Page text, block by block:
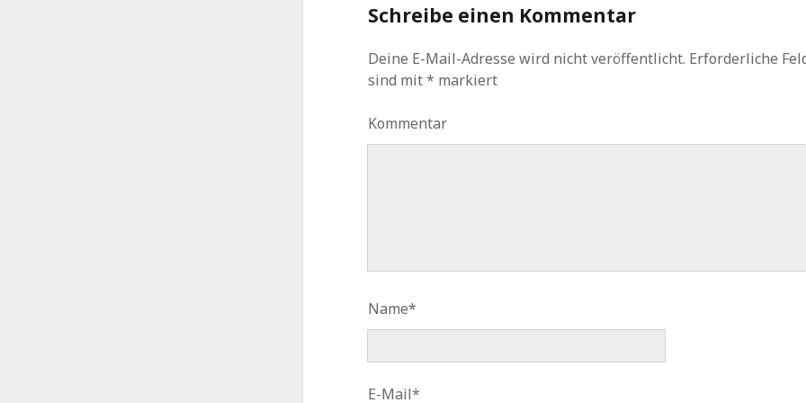
Schreibe einen Kommentar
Deine E-Mail-Adresse wird nicht veröffentlicht. Erforderliche
sind mit* markiert
Kommentar
Name*
E-Mail*